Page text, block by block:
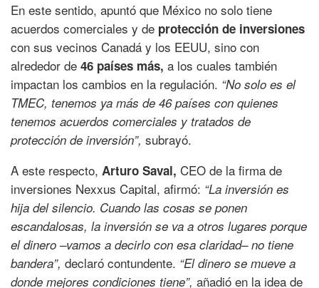
En este sentido, apuntó que México no solo tiene
acuerdos comerciales y de protección de inversiones
con sus vecinos Canadá y los EEUU, sino con
alrededor de 46 países más, a los cuales también
impactan los cambios en la regulación. “No solo es el
TMEC, tenemos ya más de 46 países con quienes
tenemos acuerdos comerciales y tratados de
protección de inversión”, subrayó.
A este respecto, Arturo Saval, CEO de la firma de
inversiones Nexxus Capital, afirmó: “La inversión es
hija del silencio. Cuando las cosas se ponen
escandalosas, la inversión se va a otros lugares porque
el dinero –vamos a decirlo con esa claridad– no tiene
bandera”, declaró contundente. “El dinero se mueve a
donde mejores condiciones tiene”, añadió en la idea de